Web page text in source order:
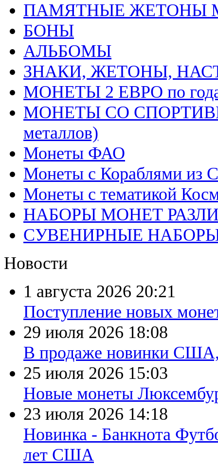
ПАМЯТНЫЕ ЖЕТОНЫ
БОНЫ
АЛЬБОМЫ
ЗНАКИ, ЖЕТОНЫ,
МОНЕТЫ 2 ЕВРО по
МОНЕТЫ СО
металлов)
Монеты ФАО
Монеты с Кораблями из
Монеты с тематикой
НАБОРЫ МОНЕТ
СУВЕНИРНЫЕ
Новости
1 августа 2026 20:21
Поступление новых
29 июля 2026 18:08
В продаже новинки
25 июля 2026 15:03
Новые монеты
23 июля 2026 14:18
Новинка - Банкнота
лет США